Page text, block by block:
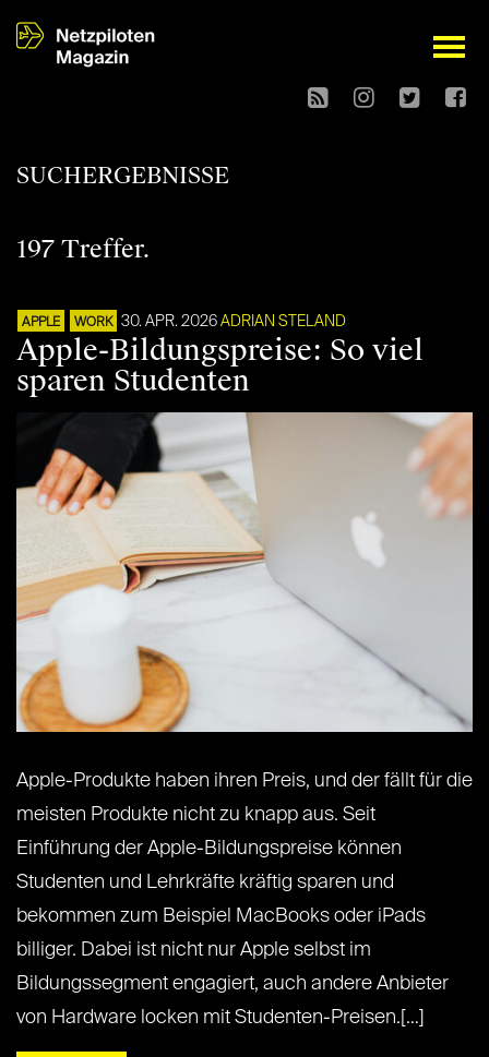
open
SUCHERGEBNISSE
197 Treffer.
APPLE WORK 30. APR. 2026 ADRIAN STELAND
Apple-Bildungspreise: So viel
sparen Studenten
Apple-Produkte haben ihren Preis, und der fällt für die
meisten Produkte nicht zu knapp aus. Seit
Einführung der Apple-Bildungspreise können
Studenten und Lehrkräfte kräftig sparen und
bekommen zum Beispiel MacBooks oder iPads
billiger. Dabei ist nicht nur Apple selbst im
Bildungssegment engagiert, auch andere Anbieter
von Hardware locken mit Studenten-Preisen.[…]